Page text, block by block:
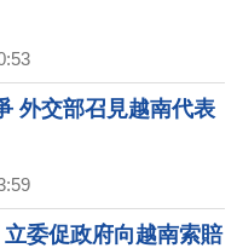
外交部召見越南代表
委促政府向越南索賠